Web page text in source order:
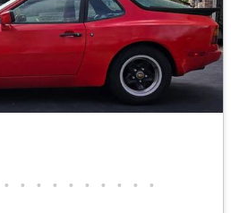
• • • • • • • • • •